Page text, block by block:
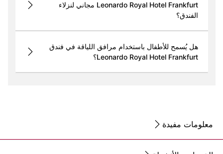
Leonardo Royal Hotel Frankfurt مجاني لنزلاء
الفندق؟
هل يُسمح للأطفال باستخدام مرافق اللياقة في فندق
Leonardo Royal Hotel Frankfurt؟
معلومات مفيدة